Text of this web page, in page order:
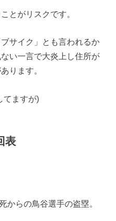
とがリスクです。
サイク」とも言われるか
い一言で大炎上し住所が
ります。
てますが)
表
からの鳥谷選手の盗塁。